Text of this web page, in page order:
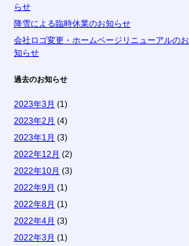
らせ
降雪による臨時休業のお知らせ
会社ロゴ変更・ホームページリニューアルのお
知らせ
過去のお知らせ
2023年3月 (1)
2023年2月 (4)
2023年1月 (3)
2022年12月 (2)
2022年10月 (3)
2022年9月 (1)
2022年8月 (1)
2022年4月 (3)
2022年3月 (1)